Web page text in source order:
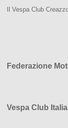
Il Vespa Club
Federazione
Vespa Club Italia